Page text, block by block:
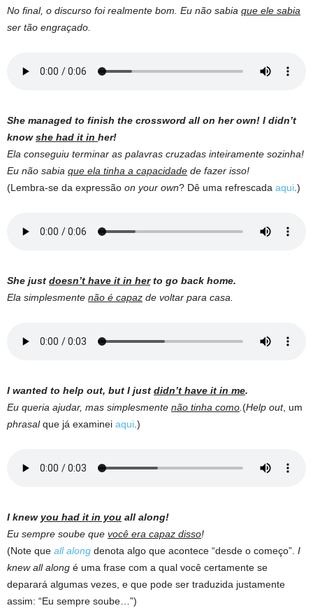
No final, o discurso foi realmente bom. Eu não sabia que ele sabia
ser tão engraçado.
She managed to finish the crossword all on her own! I didn’t
knowshe had it in her!
Ela conseguiu terminar as palavras cruzadas inteiramente sozinha!
Eu não sabia que ela tinha a capacidade de fazer isso!
(Lembra-se da expressão on your own? Dê uma refrescada aqui .)
She just doesn’t have it in herto go back home.
Ela simplesmente não é capaz de voltar para casa.
I wanted to help out, but I just didn’t have it in me.
Eu queria ajudar, mas simplesmente não tinha como (Help out, um
phrasalque já examinei aqui .)
I knew you had it in you all along!
Eu sempre soube que você era capaz disso!
(Note que all along denota algo que acontece “desde o começo”. I
knew all along é uma frase com a qual você certamente se
deparará algumas vezes, e que pode ser traduzida justamente
assim: “Eu sempre soube…”)